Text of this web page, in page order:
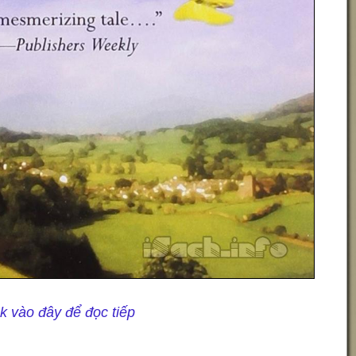
vào đây để đọc tiếp